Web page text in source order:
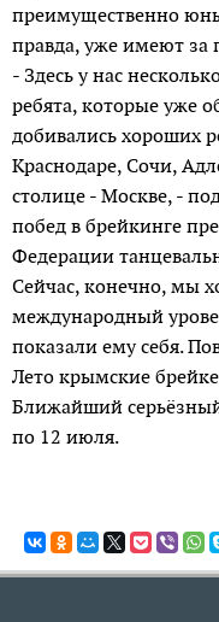
преимущественно
правда, уже имеют за
- Здесь у нас
ребята, которые уже
добивались хороших
Краснодаре, Сочи,
столице - Москве, -
побед в брейкинге
Федерации
Сейчас, конечно, мы
международный
показали ему себя.
Лето крымские
Ближайший
по 12 июля.